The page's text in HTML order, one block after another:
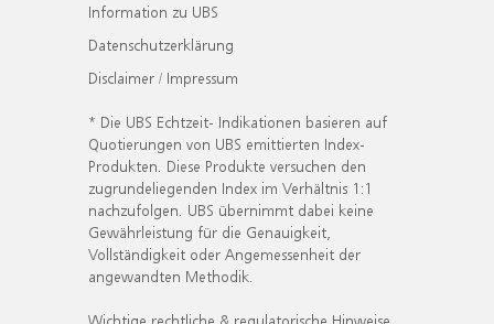
Information zu UBS
Datenschutzerklärung
Disclaimer / Impressum
* Die UBS Echtzeit- Indikationen basieren auf
Quotierungen von UBS emittierten Index-
Produkten. Diese Produkte versuchen den
zugrundeliegenden Index im Verhältnis 1:1
nachzufolgen. UBS übernimmt dabei keine
Gewährleistung für die Genauigkeit,
Vollständigkeit oder Angemessenheit der
angewandten Methodik.